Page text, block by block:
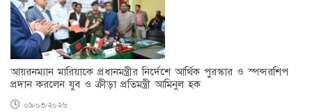
আয়রনম্যান মারিয়াকে প্রধানমন্ত্রীর নির্দেশে আর্থিক পুরস্কার ও স্পন্সরশিপ
প্রদান করলেন যুব ও ক্রীড়া প্রতিমন্ত্রী আমিনুল হক
০৯/০৩/২০২৬